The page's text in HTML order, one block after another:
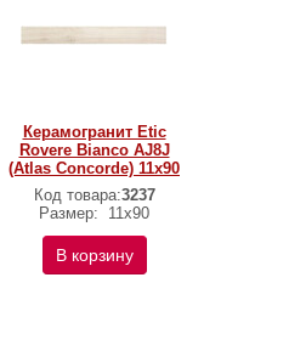
Керамогранит Etic
Rovere Bianco AJ8J
(Atlas Concorde) 11х90
Код товара:3237
Размер:
11х90
В корзину